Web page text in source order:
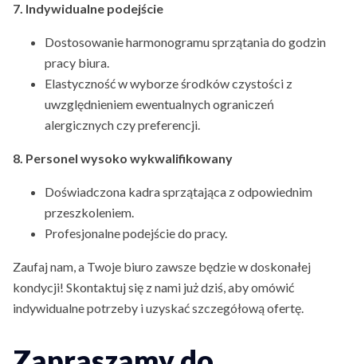
7. Indywidualne podejście
Dostosowanie harmonogramu sprzątania do godzin
pracy biura.
Elastyczność w wyborze środków czystości z
uwzględnieniem ewentualnych ograniczeń
alergicznych czy preferencji.
8. Personel wysoko wykwalifikowany
Doświadczona kadra sprzątająca z odpowiednim
przeszkoleniem.
Profesjonalne podejście do pracy.
Zaufaj nam, a Twoje biuro zawsze będzie w doskonałej
kondycji! Skontaktuj się z nami już dziś, aby omówić
indywidualne potrzeby i uzyskać szczegółową ofertę.